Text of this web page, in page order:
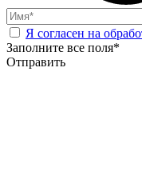
Я согласен на
Заполните все поля*
Отправить